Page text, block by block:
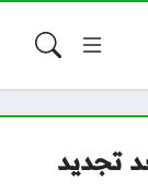
تجديد